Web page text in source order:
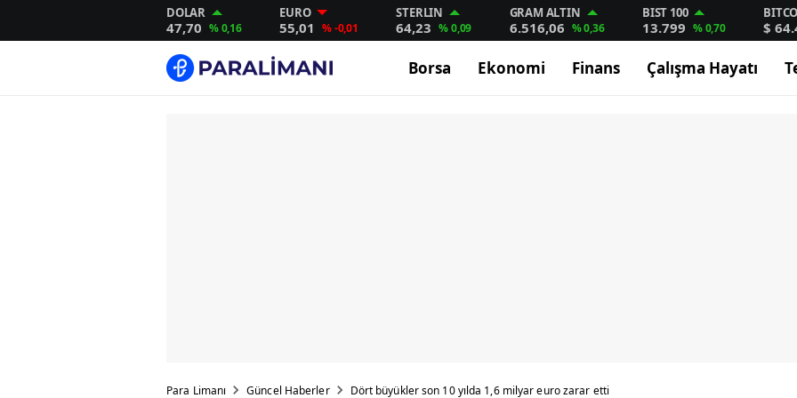
DOLAR
47,70 % 0,16
EURO
55,01 % -0,01
STERLIN
64,23 % 0,09
GRAM ALTIN
6.516,06 % 0,36
BIST 100
13.799 % 0,70 $
Borsa Ekonomi Finans Çalışma Hayatı
Para Limanı Güncel Haberler Dört büyükler son 10 yılda 1,6 milyar euro zarar etti